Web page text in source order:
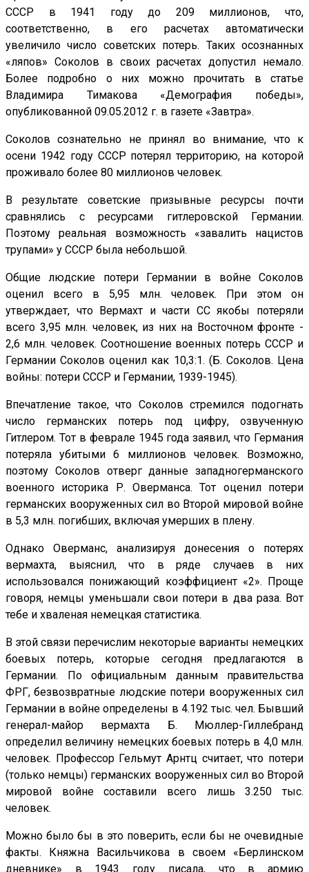
СССР в 1941 году до 209 миллионов, что,
соответственно, в его расчетах автоматически
увеличило число советских потерь. Таких осознанных
«ляпов» Соколов в своих расчетах допустил немало.
Более подробно о них можно прочитать в статье
Владимира Тимакова «Демография победы»,
опубликованной 09.05.2012 г. в газете «Завтра».
Соколов сознательно не принял во внимание, что к
осени 1942 году СССР потерял территорию, на которой
проживало более 80 миллионов человек.
В результате советские призывные ресурсы почти
сравнялись с ресурсами гитлеровской Германии.
Поэтому реальная возможность «завалить нацистов
трупами» у СССР была небольшой.
Общие людские потери Германии в войне Соколов
оценил всего в 5,95 млн. человек. При этом он
утверждает, что Вермахт и части СС якобы потеряли
всего 3,95 млн. человек, из них на Восточном фронте -
2,6 млн. человек. Соотношение военных потерь СССР и
Германии Соколов оценил как 10,3:1. (Б. Соколов. Цена
войны: потери СССР и Германии, 1939-1945).
Впечатление такое, что Соколов стремился подогнать
число германских потерь под цифру, озвученную
Гитлером. Тот в феврале 1945 года заявил, что Германия
потеряла убитыми 6 миллионов человек. Возможно,
поэтому Соколов отверг данные западногерманского
военного историка Р. Оверманса. Тот оценил потери
германских вооруженных сил во Второй мировой войне
в 5,3 млн. погибших, включая умерших в плену.
Однако Оверманс, анализируя донесения о потерях
вермахта, выяснил, что в ряде случаев в них
использовался понижающий коэффициент «2». Проще
говоря, немцы уменьшали свои потери в два раза. Вот
тебе и хваленая немецкая статистика.
В этой связи перечислим некоторые варианты немецких
боевых потерь, которые сегодня предлагаются в
Германии. По официальным данным правительства
ФРГ, безвозвратные людские потери вооруженных сил
Германии в войне определены в 4.192 тыс. чел. Бывший
генерал-майор вермахта Б. Мюллер-Гиллебранд
определил величину немецких боевых потерь в 4,0 млн.
человек. Профессор Гельмут Арнтц считает, что потери
(только немцы) германских вооруженных сил во Второй
мировой войне составили всего лишь 3.250 тыс.
человек.
Можно было бы в это поверить, если бы не очевидные
факты. Княжна Васильчикова в своем «Берлинском
дневнике» в 1943 году писала, что в армию